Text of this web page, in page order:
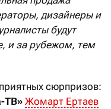
дизайнеры и
будут
и за рубежом, тем
сюрпризов:
ТВ» Жомарт Ертаев